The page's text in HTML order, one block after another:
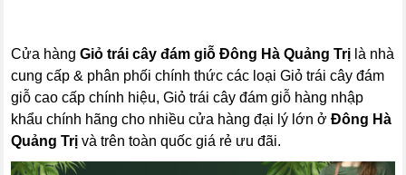
Cửa hàngGiỏ trái cây đám giỗ Đông Hà Quảng Trị là nhà
cung cấp & phân phối chính thức các loại Giỏ trái cây đám
giỗ cao cấp chính hiệu, Giỏ trái cây đám giỗ hàng nhập
khẩu chính hãng cho nhiều cửa hàng đại lý lớn ởĐông Hà
Quảng Trị và trên toàn quốc giá rẻ ưu đãi.